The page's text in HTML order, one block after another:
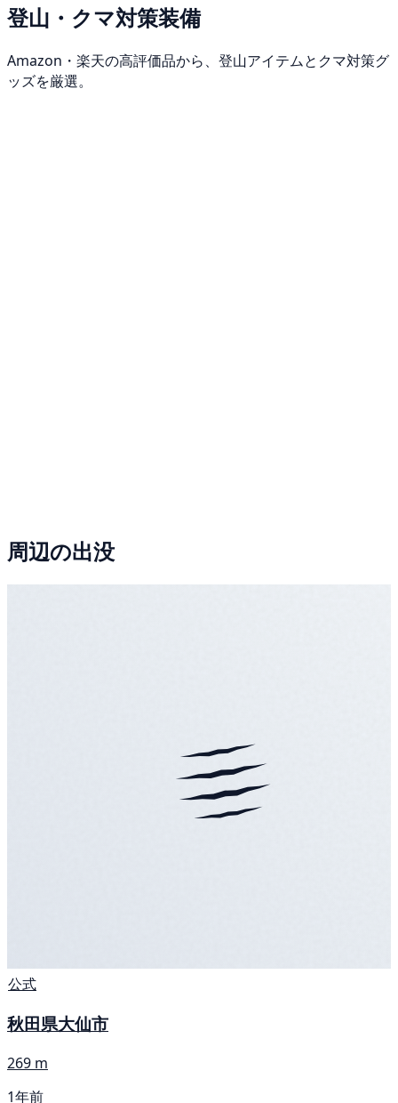
登山・クマ対策装備
Amazon・楽天の高評価品から、登山アイテムとクマ対策グ
ッズを厳選。
周辺の出没
公式
秋田県大仙市
269 m
1年前